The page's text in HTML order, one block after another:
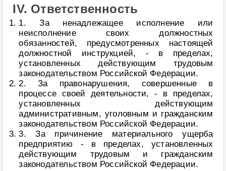
IV. Ответственность
1. За ненадлежащее исполнение или
неисполнение своих должностных
обязанностей, предусмотренных настоящей
должностной инструкцией, - в пределах,
установленных действующим трудовым
законодательством Российской Федерации.
2. За правонарушения, совершенные в
процессе своей деятельности, - в пределах,
установленных действующим
административным, уголовным и гражданским
законодательством Российской Федерации.
3. За причинение материального ущерба
предприятию - в пределах, установленных
действующим трудовым и гражданским
законодательством Российской Федерации.